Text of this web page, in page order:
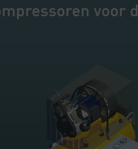
voor